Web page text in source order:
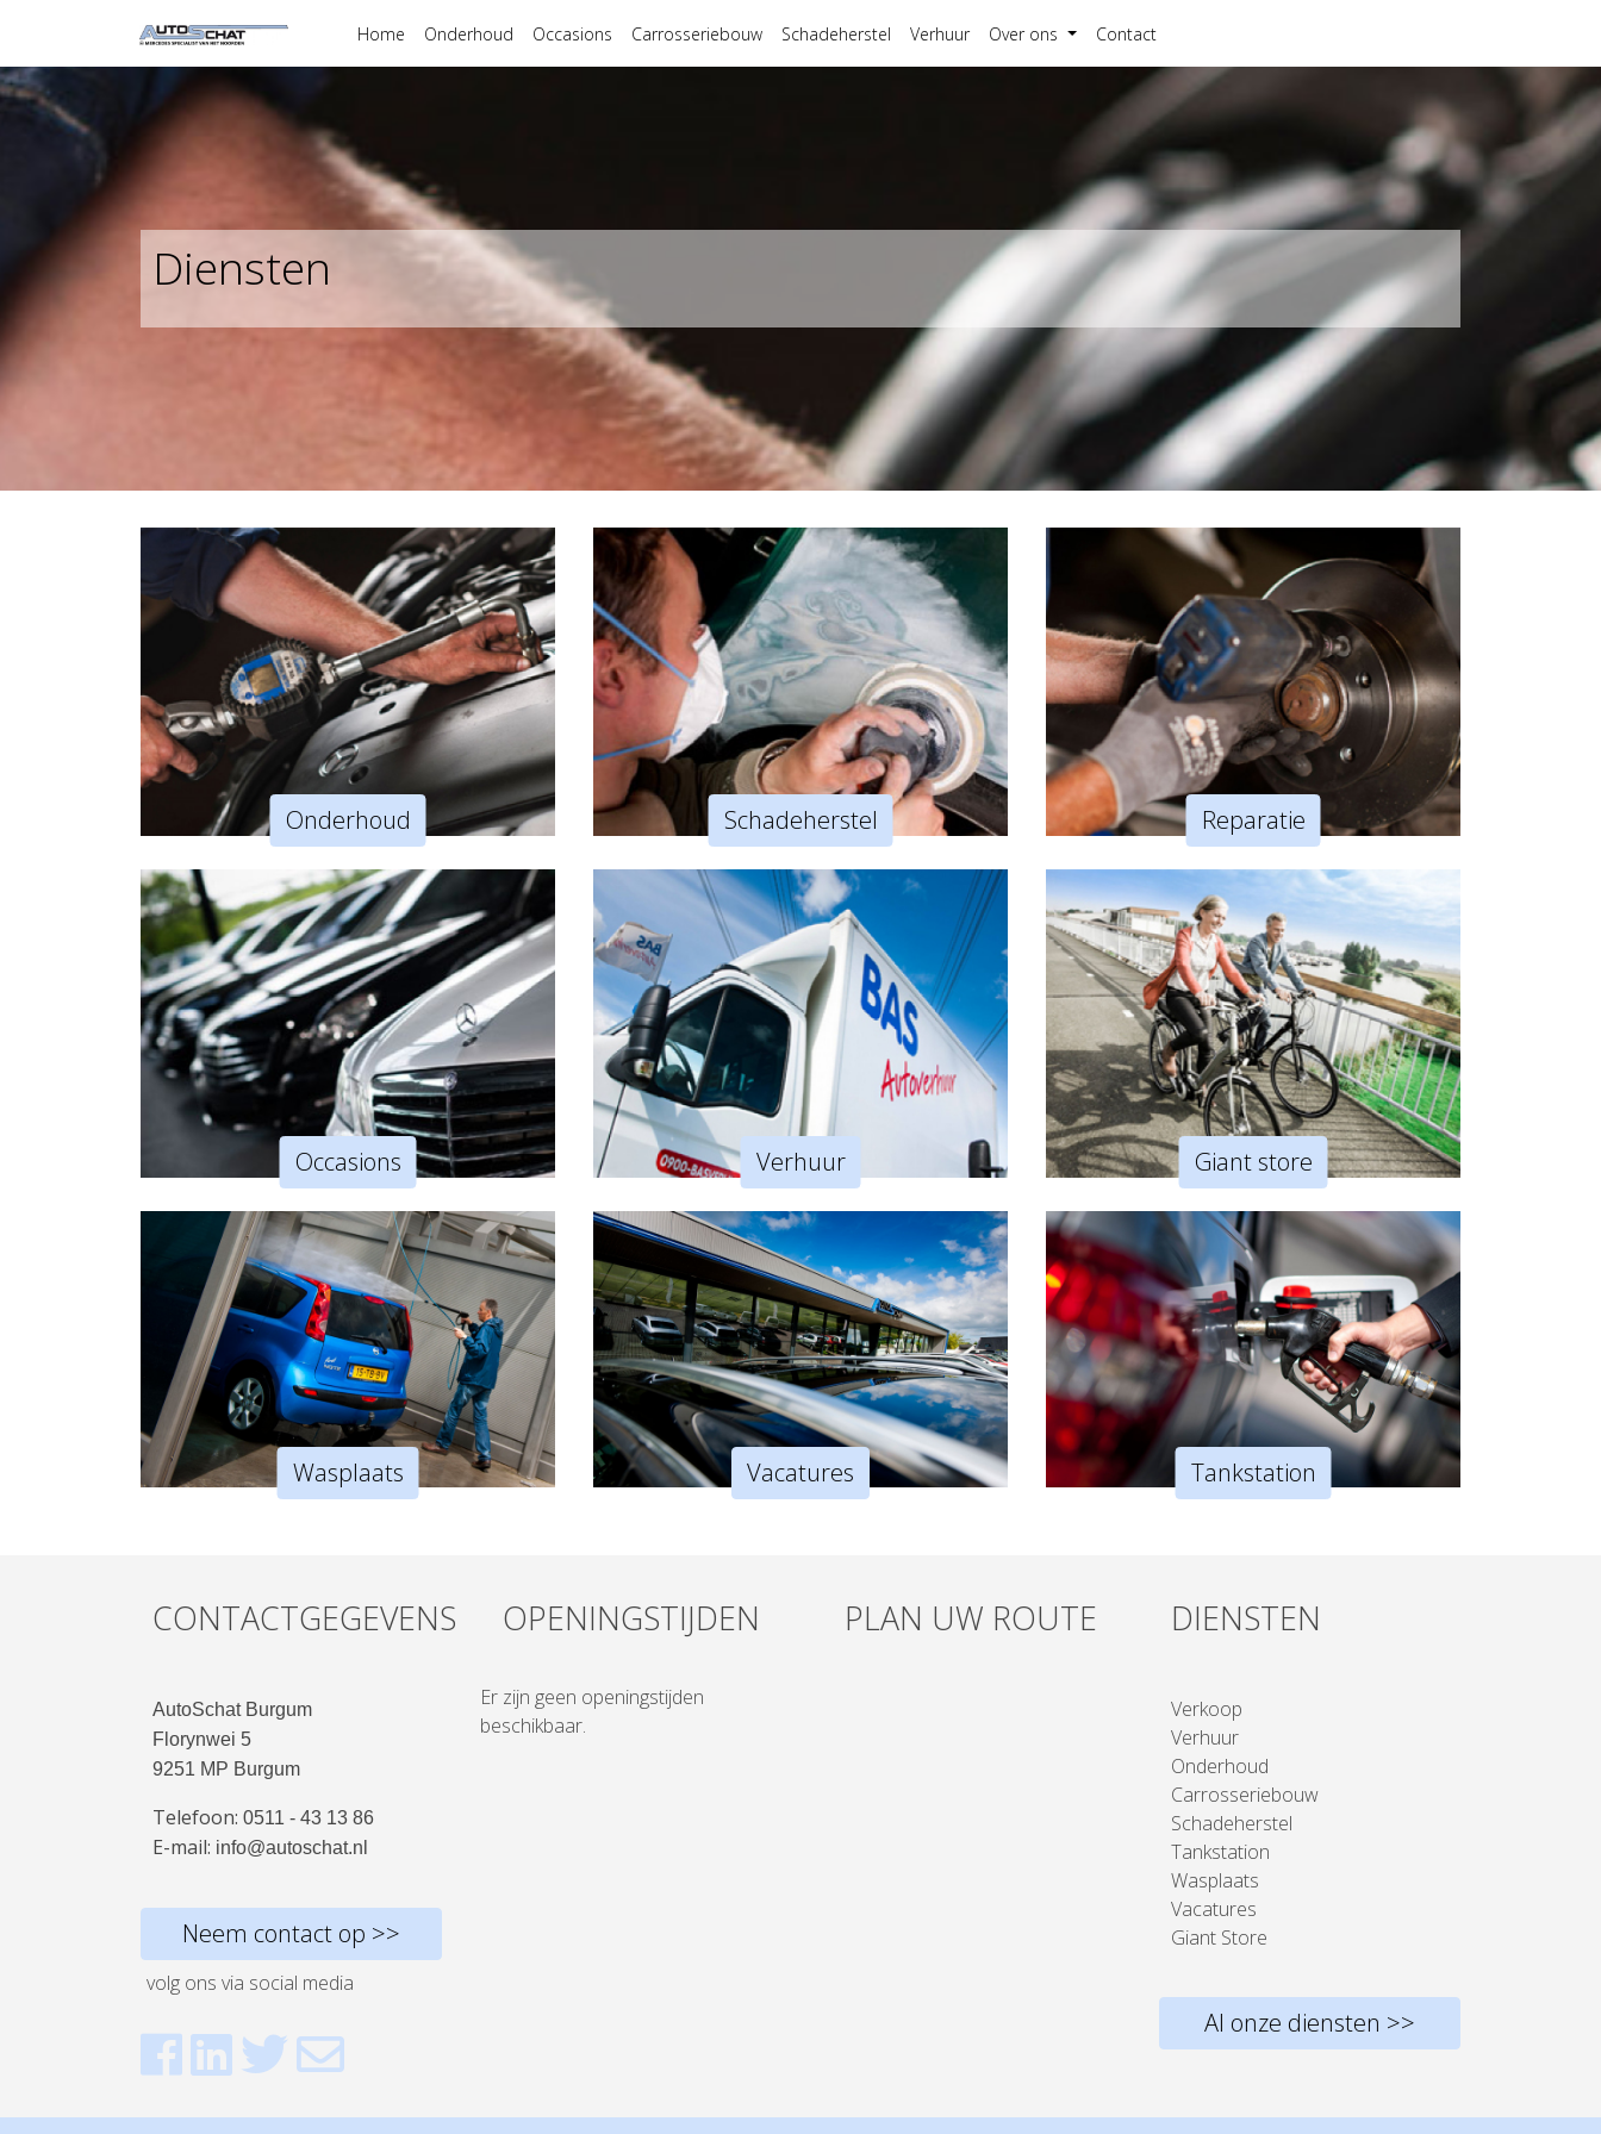
Home Onderhoud Occasions Carrosseriebouw Schadeherstel Verhuur Over ons Contact
Diensten
Onderhoud
Occasions
Wasplaats
Schadeherstel
Verhuur
Vacatures
Reparatie
Giant store
Tankstation
CONTACTGEGEVENS
AutoSchat Burgum
Florynwei 5
9251 MP Burgum
Telefoon: 0511 - 43 13 86
E-mail: info@autoschat.nl
Neem contact op >>
volg ons via social media
OPENINGSTIJDEN
Er zijn geen openingstijden
beschikbaar.
PLAN UW ROUTE DIENSTEN
Verkoop
Verhuur
Onderhoud
Carrosseriebouw
Schadeherstel
Tankstation
Wasplaats
Vacatures
Giant Store
Al onze diensten >>